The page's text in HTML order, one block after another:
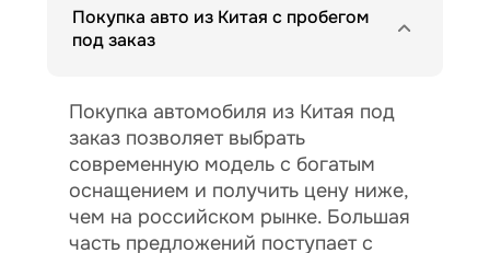
Покупка авто из Китая с пробегом
под заказ
Покупка автомобиля из Китая под
заказ позволяет выбрать
современную модель с богатым
оснащением и получить цену ниже,
чем на российском рынке. Большая
часть предложений поступает с